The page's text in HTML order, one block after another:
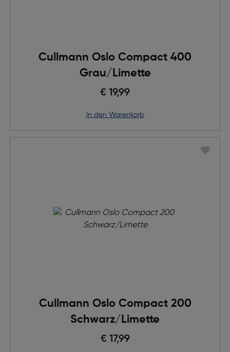
Cullmann Oslo Compact 400
Grau/Limette
€ 19,99
in den Warenkorb
Cullmann Oslo Compact 200
Schwarz/Limette
€ 17,99